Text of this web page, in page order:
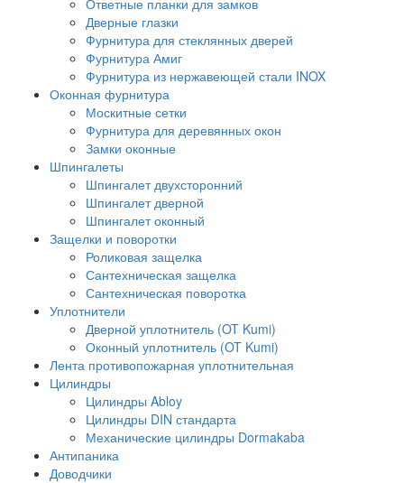
Ответные планки для замков
Дверные глазки
Фурнитура для стеклянных дверей
Фурнитура Амиг
Фурнитура из нержавеющей стали INOX
Оконная фурнитура
Москитные сетки
Фурнитура для деревянных окон
Замки оконные
Шпингалеты
Шпингалет двухсторонний
Шпингалет дверной
Шпингалет оконный
Защелки и поворотки
Роликовая защелка
Сантехническая защелка
Сантехническая поворотка
Уплотнители
Дверной уплотнитель (OT Kumi)
Оконный уплотнитель (OT Kumi)
Лента противопожарная уплотнительная
Цилиндры
Цилиндры Abloy
Цилиндры DIN стандарта
Механические цилиндры Dormakaba
Антипаника
Доводчики